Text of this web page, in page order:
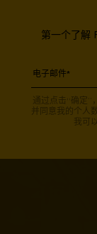
第一个了解
通过点击“确定”
并同意我的个人
我可